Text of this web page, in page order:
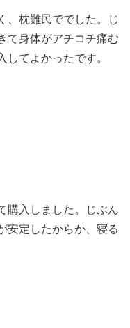
、枕難民ででした。じ
て身体がアチコチ痛む
してよかったです。
購入しました。じぶん
安定したからか、寝る